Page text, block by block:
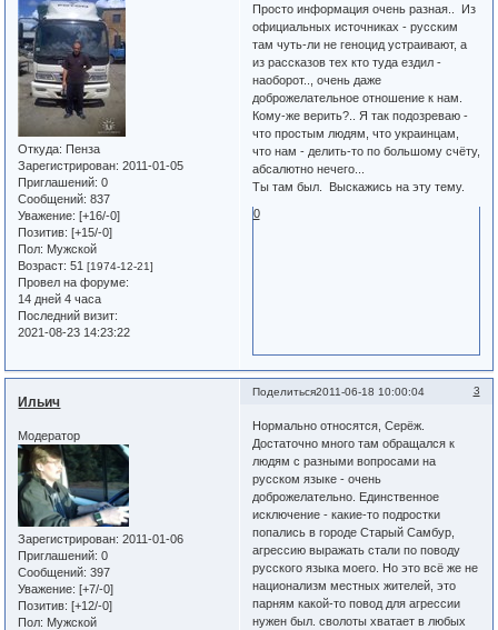
Откуда: Пенза
Зарегистрирован: 2011-01-05
Приглашений: 0
Сообщений: 837
Уважение: [+16/-0]
Позитив: [+15/-0]
Пол: Мужской
Возраст: 51[1974-12-21]
Провел на форуме:
14 дней 4 часа
Последний визит:
2021-08-23 14:23:22
Просто информация очень разная.. Из
официальных источниках - русским
там чуть-ли не геноцид устраивают, а
из рассказов тех кто туда ездил -
наоборот.., очень даже
доброжелательное отношение к нам.
Кому-же верить?.. Я так подозреваю -
что простым людям, что украинцам,
что нам - делить-то по большому счёту,
абсалютно нечего...
Ты там был. Выскажись на эту тему.
0
Поделиться 3
2011-06-18 10:00:04
Ильич
Модератор
Зарегистрирован: 2011-01-06
Приглашений: 0
Сообщений: 397
Уважение: [+7/-0]
Позитив: [+12/-0]
Пол: Мужской
Нормально относятся, Серёж.
Достаточно много там обращался к
людям с разными вопросами на
русском языке - очень
доброжелательно. Единственное
исключение - какие-то подростки
попались в городе Старый Самбур,
агрессию выражать стали по поводу
русского языка моего. Но это всё же не
национализм местных жителей, это
парням какой-то повод для агрессии
нужен был. сволоты хватает в любых